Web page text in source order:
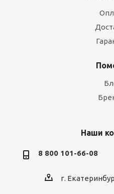
Наши
8 800 101-66-08
г.